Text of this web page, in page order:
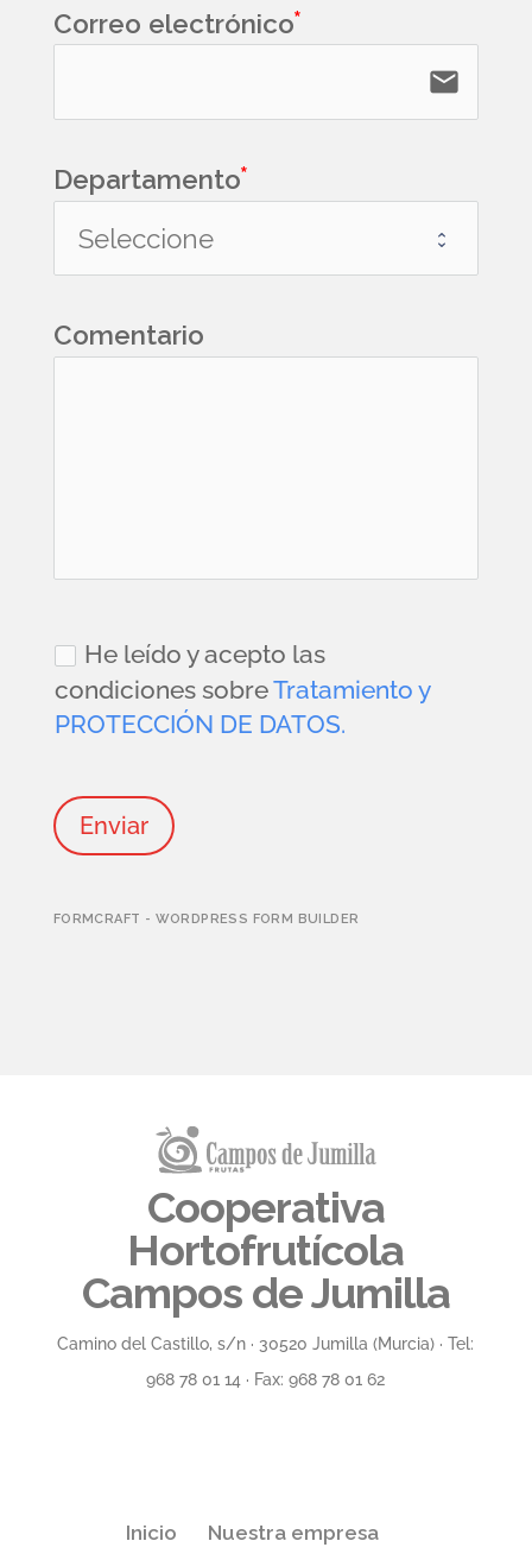
Correo electrónico
email
Departamento
Comentario
He leído y acepto las
condiciones sobreTratamiento y
PROTECCIÓN DE DATOS.
Enviar
FORMCRAFT - WORDPRESS FORM BUILDER
Cooperativa
Hortofrutícola
Campos de Jumilla
Camino del Castillo, s/n · 30520 Jumilla (Murcia) · Tel:
968 78 01 14 · Fax: 968 78 01 62
Inicio
Nuestra empresa